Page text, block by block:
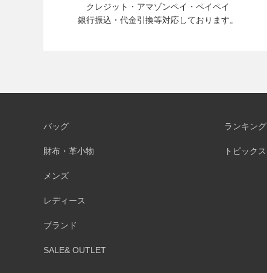
クレジット・アマゾンペイ・ペイペイ
銀行振込・代金引換等対応しております。
バッグ
財布・革小物
メンズ
レディース
ブランド
SALE& OUTLET
ランキング
トピックス